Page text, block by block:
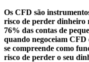
Os CFD são
risco de perder dinheiro
76% das contas de
quando negoceiam
se compreende como
risco de perder o seu